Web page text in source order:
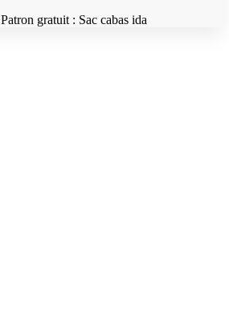
Patron gratuit : Sac cabas ida